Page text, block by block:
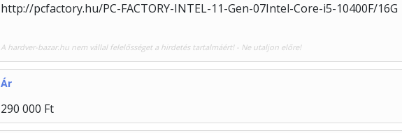
http://pcfactory.hu/PC-FACTORY-INTEL-11-Gen-07Intel-Core-i5-10400F/16G
A hardver-bazar.hu nem vállal felelősséget a hirdetés tartalmáért! - Ne utaljon előre!
Ár
290 000 Ft